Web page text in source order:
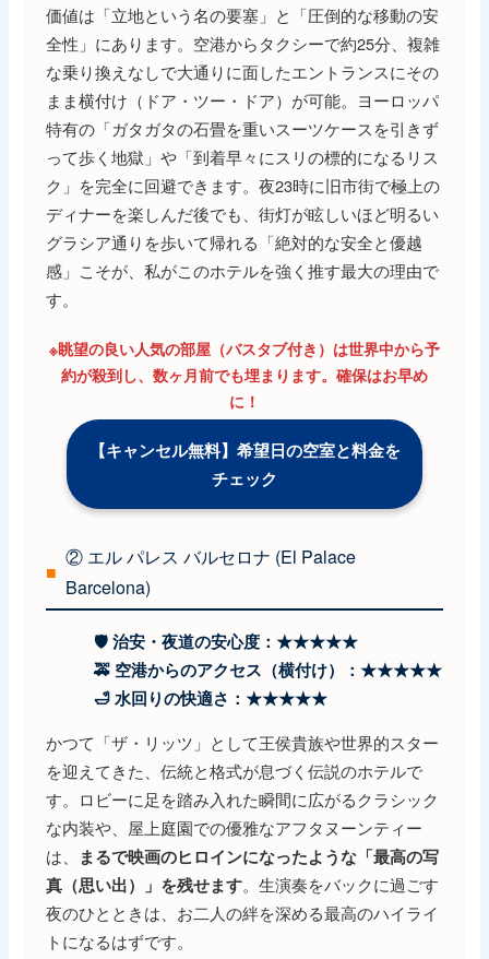
価値は「立地という名の要塞」と「圧倒的な移動の安
全性」にあります。空港からタクシーで約25分、複雑
な乗り換えなしで大通りに面したエントランスにその
まま横付け（ドア・ツー・ドア）が可能。ヨーロッパ
特有の「ガタガタの石畳を重いスーツケースを引きず
って歩く地獄」や「到着早々にスリの標的になるリス
ク」を完全に回避できます。夜23時に旧市街で極上の
ディナーを楽しんだ後でも、街灯が眩しいほど明るい
グラシア通りを歩いて帰れる「絶対的な安全と優越
感」こそが、私がこのホテルを強く推す最大の理由で
す。
※眺望の良い人気の部屋（バスタブ付き）は世界中から予
約が殺到し、数ヶ月前でも埋まります。確保はお早め
に！
【キャンセル無料】希望日の空室と料金を
チェック
■
② エル パレス バルセロナ (El Palace
Barcelona)
🛡️ 治安・夜道の安心度：★★★★★
🚕 空港からのアクセス（横付け）：★★★★★
🛁 水回りの快適さ：★★★★★
かつて「ザ・リッツ」として王侯貴族や世界的スター
を迎えてきた、伝統と格式が息づく伝説のホテルで
す。ロビーに足を踏み入れた瞬間に広がるクラシック
な内装や、屋上庭園での優雅なアフタヌーンティー
は、
まるで映画のヒロインになったような「最高の写
真（思い出）」を残せます。生演奏をバックに過ごす
夜のひとときは、お二人の絆を深める最高のハイライ
トになるはずです。